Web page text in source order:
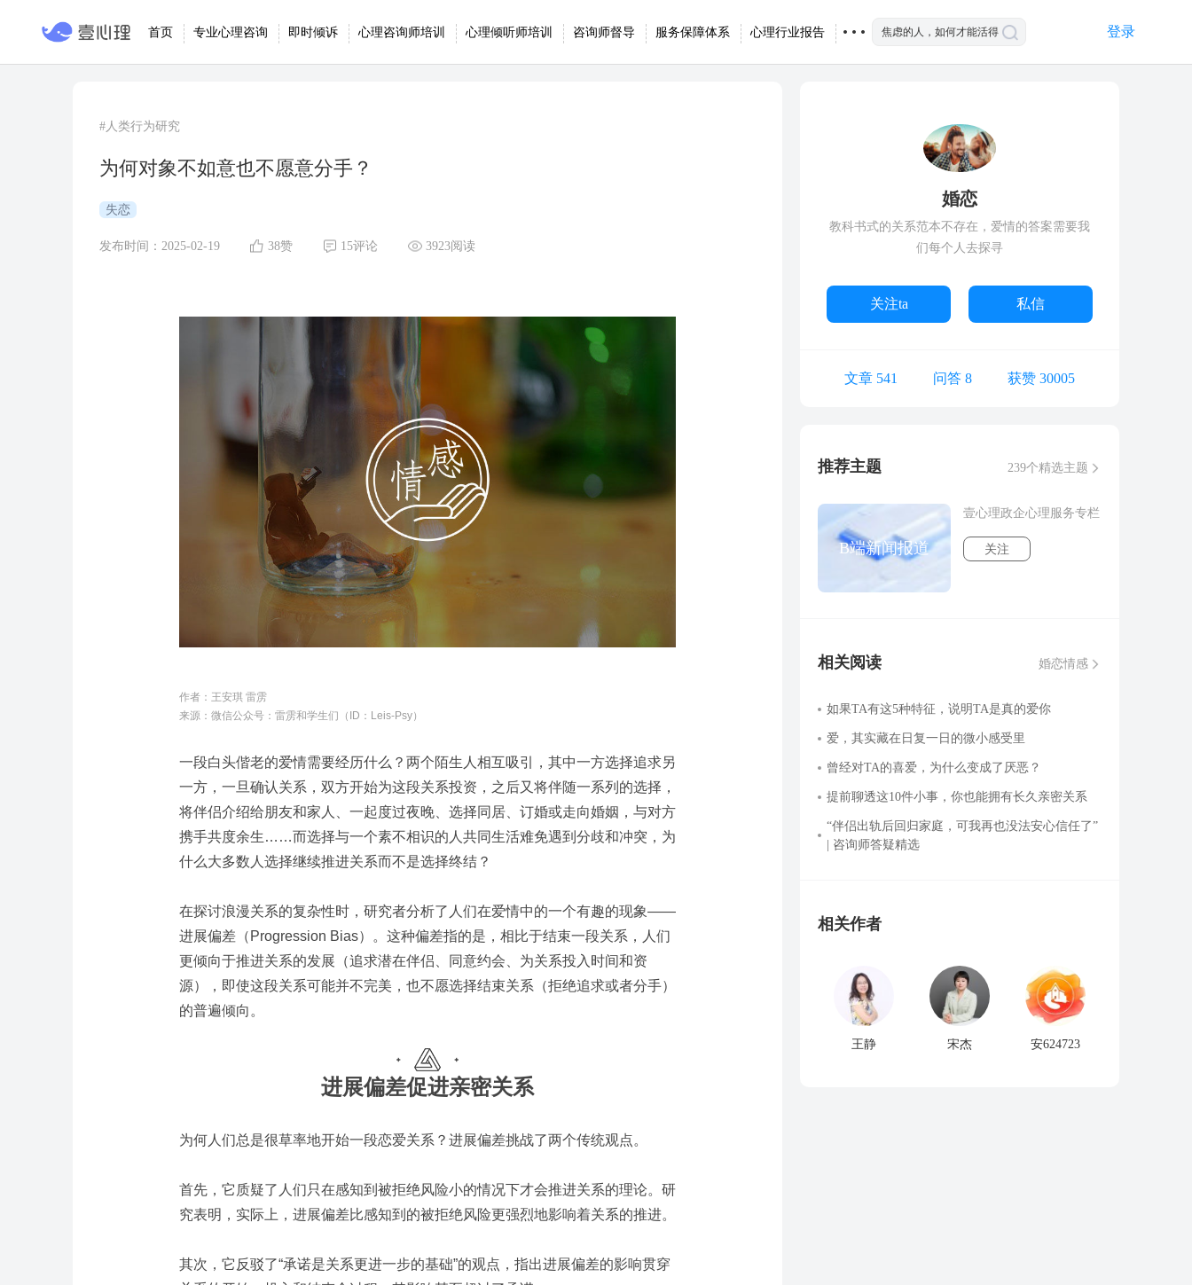
首页 专业心理咨询 即时倾诉 心理咨询师培训 心理倾听师培训 咨询师督导 服务保障体系 心理行业报告 登录
#人类行为研究
为何对象不如意也不愿意分手？
失恋
发布时间：2025-02-19 38赞 15评论 3923阅读
作者： 王安琪 雷雳
来源：微信公众号： 雷雳和学生们（ID：Leis-Psy）
一段白头偕老的爱情需要经历什么？两个陌生人相互吸引，其中一方选择追求另
一方，一旦确认关系，双方开始为这段关系投资，之后又将伴随一系列的选择，
将伴侣介绍给朋友和家人、一起度过夜晚、选择同居、订婚或走向婚姻，与对方
携手共度余生……而选择与一个素不相识的人共同生活难免遇到分歧和冲突，为
什么大多数人选择继续推进关系而不是选择终结？
在探讨浪漫关系的复杂性时，研究者分析了人们在爱情中的一个有趣的现象——
进展偏差（ Progression Bias）。这种偏差指的是，相比于结束一段关系，人们
更倾向于推进关系的发展（追求潜在伴侣、同意约会、为关系投入时间和资
源），即使这段关系可能并不完美，也不愿选择结束关系（拒绝追求或者分手）
的普遍倾向。
进展偏差促进亲密关系
为何人们总是很草率地开始一段恋爱关系？进展偏差挑战了两个传统观点。
首先，它质疑了人们只在感知到被拒绝风险小的情况下才会推进关系的理论。研
究表明，实际上，进展偏差比感知到的被拒绝风险更强烈地影响着关系的推进。
其次，它反驳了“承诺是关系更进一步的基础”的观点，指出进展偏差的影响贯穿
婚恋
教科书式的关系范本不存在，爱情的答案需要我
们每个人去探寻
关注ta 私信
文章 541 问答 8 获赞 30005
推荐主题 239个精选主题
B端新闻报道
壹心理政企心理服务专栏
关注
相关阅读 婚恋情感
如果TA有这5种特征，说明TA是真的爱你
爱，其实藏在日复一日的微小感受里
曾经对TA的喜爱，为什么变成了厌恶？
提前聊透这10件小事，你也能拥有长久亲密关系
“伴侣出轨后回归家庭，可我再也没法安心信任了”
| 咨询师答疑精选
相关作者
王静 宋杰 安624723